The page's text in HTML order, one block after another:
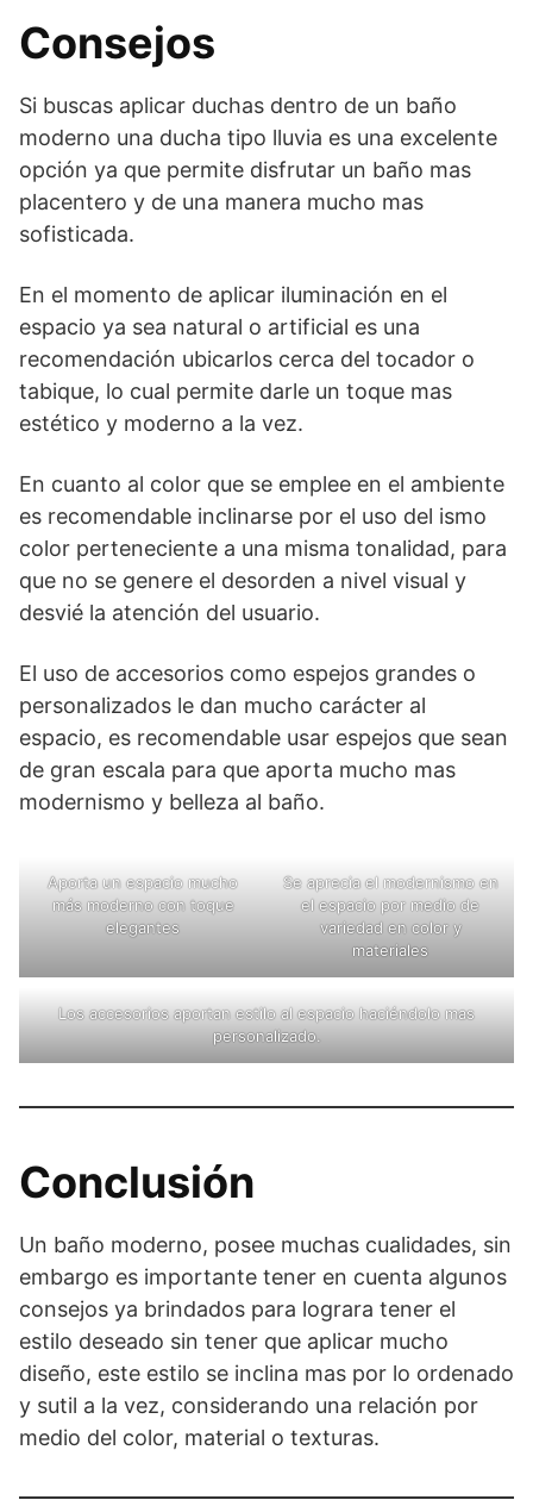
Consejos
Si buscas aplicar duchas dentro de un baño
moderno una ducha tipo lluvia es una excelente
opción ya que permite disfrutar un baño mas
placentero y de una manera mucho mas
sofisticada.
En el momento de aplicar iluminación en el
espacio ya sea natural o artificial es una
recomendación ubicarlos cerca del tocador o
tabique, lo cual permite darle un toque mas
estético y moderno a la vez.
En cuanto al color que se emplee en el ambiente
es recomendable inclinarse por el uso del ismo
color perteneciente a una misma tonalidad, para
que no se genere el desorden a nivel visual y
desvié la atención del usuario.
El uso de accesorios como espejos grandes o
personalizados le dan mucho carácter al
espacio, es recomendable usar espejos que sean
de gran escala para que aporta mucho mas
modernismo y belleza al baño.
Aporta un espacio mucho
más moderno con toque
elegantes
Se aprecia el modernismo en
el espacio por medio de
variedad en color y
materiales
Los accesorios aportan estilo al espacio haciéndolo mas
personalizado.
Conclusión
Un baño moderno, posee muchas cualidades, sin
embargo es importante tener en cuenta algunos
consejos ya brindados para lograra tener el
estilo deseado sin tener que aplicar mucho
diseño, este estilo se inclina mas por lo ordenado
y sutil a la vez, considerando una relación por
medio del color, material o texturas.